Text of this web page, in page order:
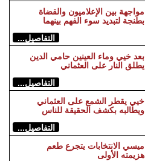
مواجهة بين الإعلاميون والقضاة
بطنجة لتبديد سوء الفهم بينهما
التفاصيل...
بعد خيي وماء العينين حامي الدين
يطلق النار على العثماني
التفاصيل...
خيي يقطر الشمع على العثماني
ويطالبه بكشف الحقيقة للناس
التفاصيل...
ميسي الانتخابات يتجرع طعم
هزيمته الأولى